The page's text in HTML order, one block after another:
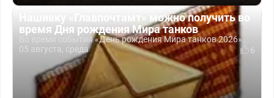
Нашивку «Главпочтамт» можно получить во
время Дня рождения Мира танков
Во время события «День рождения Мира танков 2026»...
05 августа, среда
6